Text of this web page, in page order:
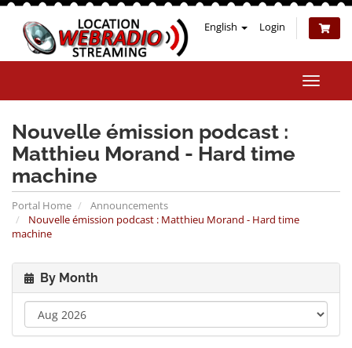
English Login
Toggle
Nouvelle émission podcast :
Matthieu Morand - Hard time
machine
Portal Home
Announcements
Nouvelle émission podcast : Matthieu Morand - Hard time
machine
By Month